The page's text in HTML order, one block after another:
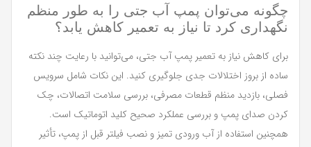
چگونه می‌توان پمپ آب جتی را به طور منظم
نگهداری کرد تا نیاز به تعمیر کاهش یابد؟
برای کاهش نیاز به تعمیر پمپ آب جتی، می‌توانید با رعایت چند نکته
ساده از بروز اختلالات جدی جلوگیری کنید. این نکات شامل سرویس
فصلی، بازدید منظم قطعات مصرفی، بررسی سلامت اتصالات، چک
کردن صدای پمپ و بررسی عملکرد صحیح کلید اتوماتیک است.
همچنین استفاده از آب ورودی تمیز و نصب فیلتر قبل از پمپ، تأثیر